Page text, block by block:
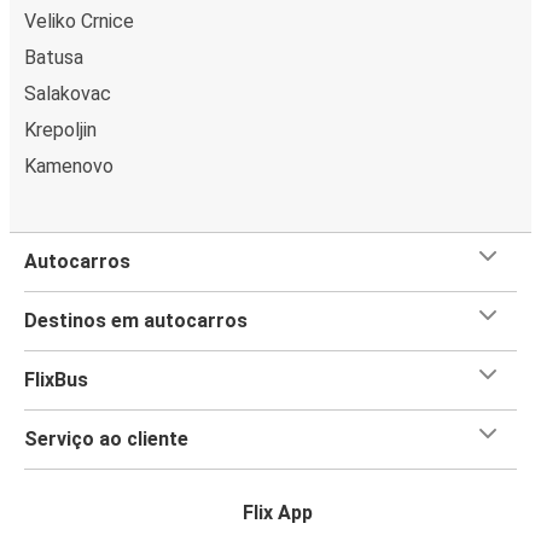
Veliko Crnice
Batusa
Salakovac
Krepoljin
Kamenovo
Autocarros
Destinos em autocarros
FlixBus
Serviço ao cliente
Flix App